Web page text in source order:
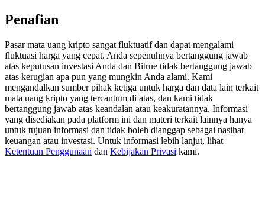
Precious Metals Trading Carnival
USDT New User Exclusive 10% APR
USDT Flexible Staking | Daily Rewards
BTC New User Exclusive: 6.5% APR
Penafian
Pasar mata uang kripto sangat fluktuatif dan dapat mengalami
fluktuasi harga yang cepat. Anda sepenuhnya bertanggung jawab
atas keputusan investasi Anda dan Bitrue tidak bertanggung jawab
atas kerugian apa pun yang mungkin Anda alami. Kami
mengandalkan sumber pihak ketiga untuk harga dan data lain terkait
mata uang kripto yang tercantum di atas, dan kami tidak
bertanggung jawab atas keandalan atau keakuratannya. Informasi
yang disediakan pada platform ini dan materi terkait lainnya hanya
untuk tujuan informasi dan tidak boleh dianggap sebagai nasihat
keuangan atau investasi. Untuk informasi lebih lanjut, lihat
Ketentuan Penggunaan dan Kebijakan Privasi kami.